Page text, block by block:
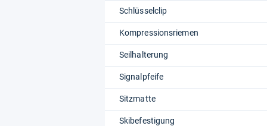
Schlüsselclip
Kompressionsriemen
Seilhalterung
Signalpfeife
Sitzmatte
Skibefestigung